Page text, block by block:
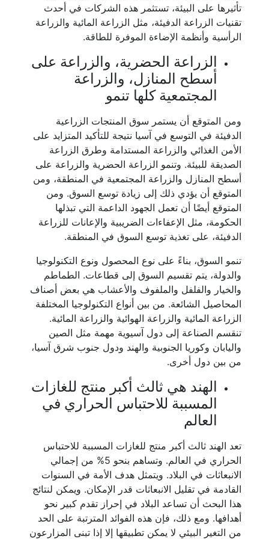
تأثيرها على البيئة، تستثمر هذه الشركات في أحدث
تقنيات الزراعة الدفيئة، مثل الزراعة المائية والزراعة
الرأسية وأنظمة الإضاءة الموفرة للطاقة.
الزراعة الحضرية، والزراعة على
أسطح المنازل، والزراعة
المجتمعية كلها تنمو
ومن المتوقع أن يستمر سوق المنتجات الزراعية
الدفيئة في التوسع في آسيا نتيجة للتأكيد المتزايد على
الأمن الغذائي والزراعة المستدامة وطرق الزراعة
الصديقة للبيئة. وتنمو الزراعة الحضرية والزراعة على
أسطح المنازل والزراعة المجتمعية في المنطقة، ومن
المتوقع أن يؤدي ذلك إلى زيادة توسع السوق. ومن
المتوقع أيضًا أن تعمل الجهود الداعمة التي تبذلها
الحكومة، مثل الإعفاءات الضريبية والإعانات للزراعة
الدفيئة، على تغذية توسع السوق في المنطقة.
تنمو السوق، بناءً على نوع المحصول ونوع التكنولوجيا
والدولة، يتم تقسيم السوق إلى قطاعات. الطماطم
والخيار والفلفل والملفوف والأعشاب هي بعض أصناف
المحاصيل الشائعة. من بين أنواع التكنولوجيا المختلفة
الزراعة المائية والزراعة الهوائية والزراعة المائية.
تنقسم الصناعة إلى دول آسيوية مهمة مثل الصين
واليابان وكوريا الجنوبية والهند ودول جنوب شرق آسيا،
من بين دول أخرى.
الهند هي ثالث أكبر منتج للغازات
المسببة للاحتباس الحراري في
العالم
تعد الهند ثالث أكبر منتج للغازات المسببة للاحتباس
الحراري في العالم. وتساهم بنحو 5% من إجمالي
الانبعاثات في البلاد. ويتمثل هدف الأمة في السنوات
القادمة في تقليل الانبعاثات قدر الإمكان. ويمكن لنتائج
هذا البحث أن تساعد البلاد في إحراز تقدم كبير نحو
أهدافها. ومع ذلك، فإن هذه الفوائد المترتبة على الحد
من التغير البيئي لا يمكن تطبيقها إلا إذا تبنى المزارعون